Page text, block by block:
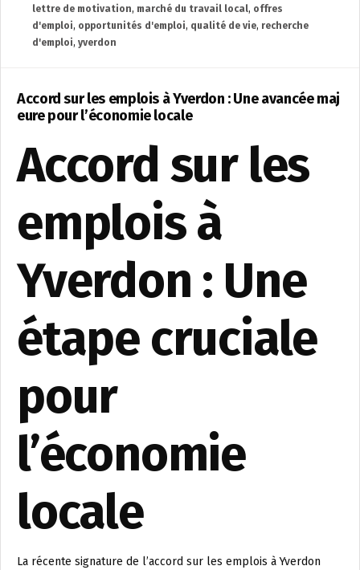
lettre de motivation, marché du travail local, offres
d'emploi, opportunités d'emploi, qualité de vie, recherche
d'emploi, yverdon
Accord sur les emplois à Yverdon : Une avancée maj
eure pour l’économie locale
Accord sur les
emplois à
Yverdon : Une
étape cruciale
pour
l’économie
locale
La récente signature de l’accord sur les emplois à Yverdon